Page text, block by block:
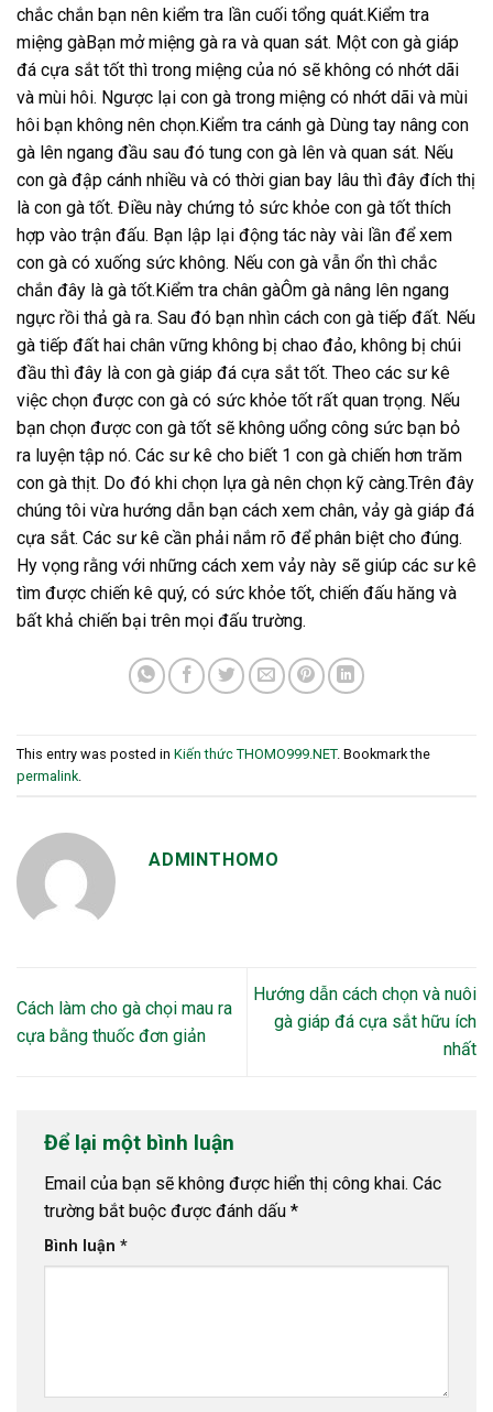
chắc chắn bạn nên kiểm tra lần cuối tổng quát.Kiểm tra
miệng gàBạn mở miệng gà ra và quan sát. Một con gà giáp
đá cựa sắt tốt thì trong miệng của nó sẽ không có nhớt dãi
và mùi hôi. Ngược lại con gà trong miệng có nhớt dãi và mùi
hôi bạn không nên chọn.Kiểm tra cánh gà Dùng tay nâng con
gà lên ngang đầu sau đó tung con gà lên và quan sát. Nếu
con gà đập cánh nhiều và có thời gian bay lâu thì đây đích thị
là con gà tốt. Điều này chứng tỏ sức khỏe con gà tốt thích
hợp vào trận đấu. Bạn lập lại động tác này vài lần để xem
con gà có xuống sức không. Nếu con gà vẫn ổn thì chắc
chắn đây là gà tốt.Kiểm tra chân gàÔm gà nâng lên ngang
ngực rồi thả gà ra. Sau đó bạn nhìn cách con gà tiếp đất. Nếu
gà tiếp đất hai chân vững không bị chao đảo, không bị chúi
đầu thì đây là con gà giáp đá cựa sắt tốt. Theo các sư kê
việc chọn được con gà có sức khỏe tốt rất quan trọng. Nếu
bạn chọn được con gà tốt sẽ không uổng công sức bạn bỏ
ra luyện tập nó. Các sư kê cho biết 1 con gà chiến hơn trăm
con gà thịt. Do đó khi chọn lựa gà nên chọn kỹ càng.Trên đây
chúng tôi vừa hướng dẫn bạn cách xem chân, vảy gà giáp đá
cựa sắt. Các sư kê cần phải nắm rõ để phân biệt cho đúng.
Hy vọng rằng với những cách xem vảy này sẽ giúp các sư kê
tìm được chiến kê quý, có sức khỏe tốt, chiến đấu hăng và
bất khả chiến bại trên mọi đấu trường.
This entry was posted in Kiến thức THOMO999.NET. Bookmark the
permalink
ADMINTHOMO
Cách làm cho gà chọi mau ra
cựa bằng thuốc đơn giản
Hướng dẫn cách chọn và nuôi
gà giáp đá cựa sắt hữu ích
nhất
Để lại một bình luận
Email của bạn sẽ không được hiển thị công khai. Các
trường bắt buộc được đánh dấu *
Bình luận *